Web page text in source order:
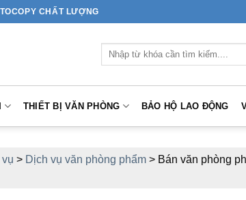
CHẤT LƯỢNG
Tìm
kiếm:
THIẾT BỊ VĂN PHÒNG BẢO HỘ LAO ĐỘNG
vụ > Dịch vụ văn phòng phẩm > Bán văn phòng